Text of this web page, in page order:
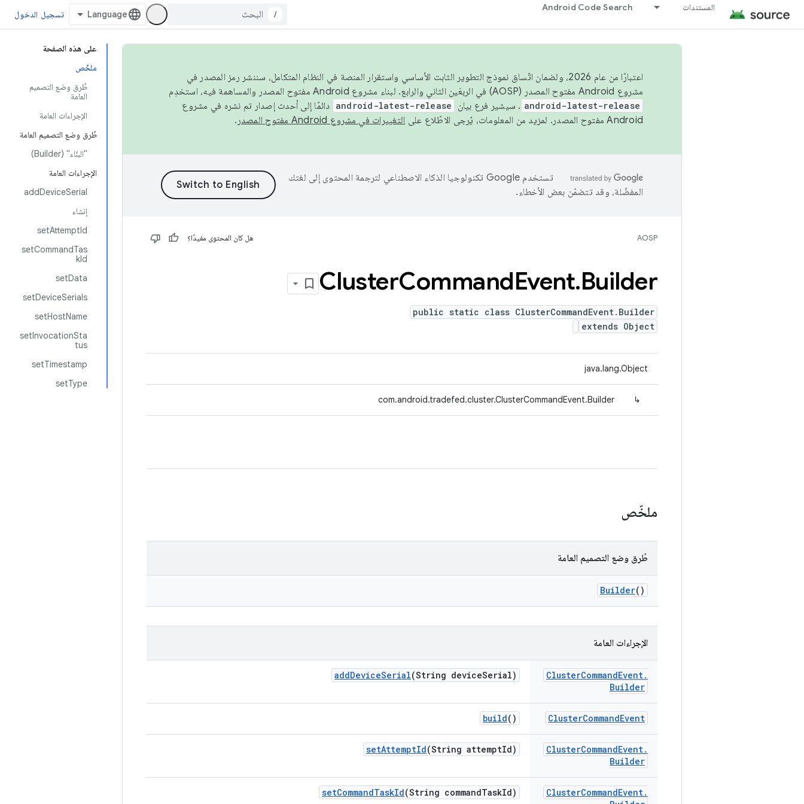
المستندات Android Code Search
/ تسجيل الدخول
على هذه الصفحة
ملخّص
طُرق وضع التصميم
العامة
الإجراءات العامة
طُرق وضع التصميم العامة
"البنّاء" (Builder)
الإجراءات العامة
addDeviceSerial
إنشاء
setAttemptId
setCommandTas
kId
setData
setDeviceSerials
setHostName
setInvocationSta
tus
setTimestamp
setType
اعتبارًا من عام 2026، ولضمان اتّساق نموذج التطوير الثابت الأساسي واستقرار المنصة في النظام المتكامل، سننشر رمز المصدر في
مشروع Android مفتوح المصدر (AOSP) في الربعَين الثاني والرابع. لبناء مشروع Android مفتوح المصدر والمساهمة فيه، استخدِم
android-latest-release . سيشير فرع بيان android-latest-release دائمًا إلى أحدث إصدار تم نشره في مشروع
Android مفتوح المصدر. لمزيد من المعلومات، يُرجى الاطّلاع على
التغييرات في مشروع Android مفتوح المصدر .
تستخدم Google تكنولوجيا الذكاء الاصطناعي لترجمة المحتوى إلى لغتك
المفضّلة، وقد تتضمّن بعض الأخطاء.
AOSP هل كان المحتوى مفيدًا؟
ClusterCommandEvent.Builder
public static class ClusterCommandEvent.Builder
extends Object
java.lang.Object
↳
com.android.tradefed.cluster.ClusterCommandEvent.Builder
ملخّص
طُرق وضع التصميم العامة
Builder()
الإجراءات العامة
ClusterCommandEvent.
Builder
addDeviceSerial(String deviceSerial)
ClusterCommandEvent
build()
ClusterCommandEvent.
Builder
setAttemptId(String attemptId)
ClusterCommandEvent.
setCommandTaskId(String commandTaskId)